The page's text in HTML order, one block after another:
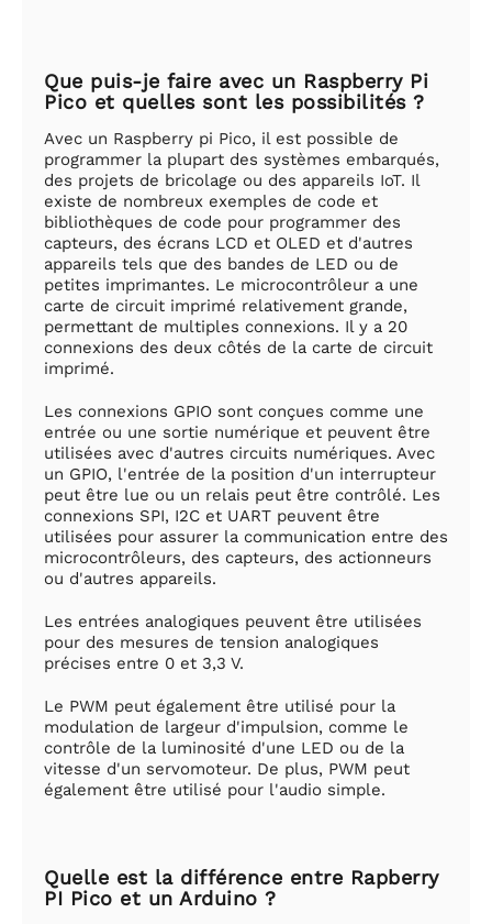
Que puis-je faire avec un Raspberry Pi
Pico et quelles sont les possibilités ?
Avec un Raspberry pi Pico, il est possible de
programmer la plupart des systèmes embarqués,
des projets de bricolage ou des appareils IoT. Il
existe de nombreux exemples de code et
bibliothèques de code pour programmer des
capteurs, des écrans LCD et OLED et d'autres
appareils tels que des bandes de LED ou de
petites imprimantes. Le microcontrôleur a une
carte de circuit imprimé relativement grande,
permettant de multiples connexions. Il y a 20
connexions des deux côtés de la carte de circuit
imprimé.
Les connexions GPIO sont conçues comme une
entrée ou une sortie numérique et peuvent être
utilisées avec d'autres circuits numériques. Avec
un GPIO, l'entrée de la position d'un interrupteur
peut être lue ou un relais peut être contrôlé. Les
connexions SPI, I2C et UART peuvent être
utilisées pour assurer la communication entre des
microcontrôleurs, des capteurs, des actionneurs
ou d'autres appareils.
Les entrées analogiques peuvent être utilisées
pour des mesures de tension analogiques
précises entre 0 et 3,3 V.
Le PWM peut également être utilisé pour la
modulation de largeur d'impulsion, comme le
contrôle de la luminosité d'une LED ou de la
vitesse d'un servomoteur. De plus, PWM peut
également être utilisé pour l'audio simple.
Quelle est la différence entre Rapberry
PI Pico et un Arduino ?